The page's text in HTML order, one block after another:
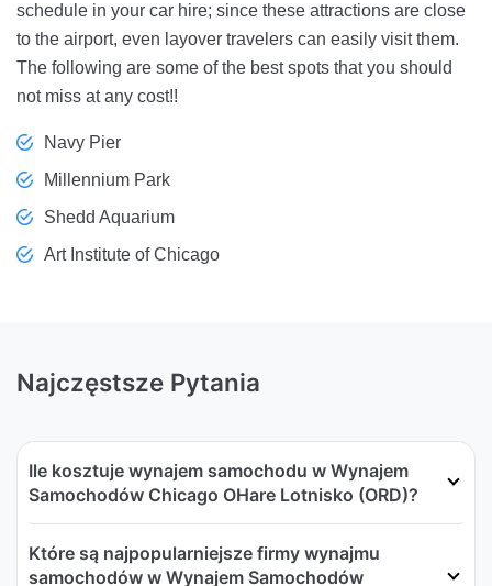
schedule in your car hire; since these attractions are close
to the airport, even layover travelers can easily visit them.
The following are some of the best spots that you should
not miss at any cost!!
Navy Pier
Millennium Park
Shedd Aquarium
Art Institute of Chicago
Najczęstsze Pytania
Ile kosztuje wynajem samochodu w Wynajem
Samochodów Chicago OHare Lotnisko (ORD)?
Które są najpopularniejsze firmy wynajmu
samochodów w Wynajem Samochodów